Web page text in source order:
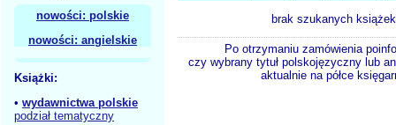
nowości: polskie
nowości: angielskie
Książki:
• wydawnictwa polskie
podział tematyczny
brak szukanych książek
Po otrzymaniu zamówienia
czy wybrany tytuł polskojęzyczny lub
aktualnie na półce